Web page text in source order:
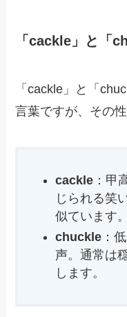
「cackle」と「
「cackle」と「
言葉ですが、その
cackle ：甲
じられる笑
似ています。
chuckle ：
声。通常は
します。